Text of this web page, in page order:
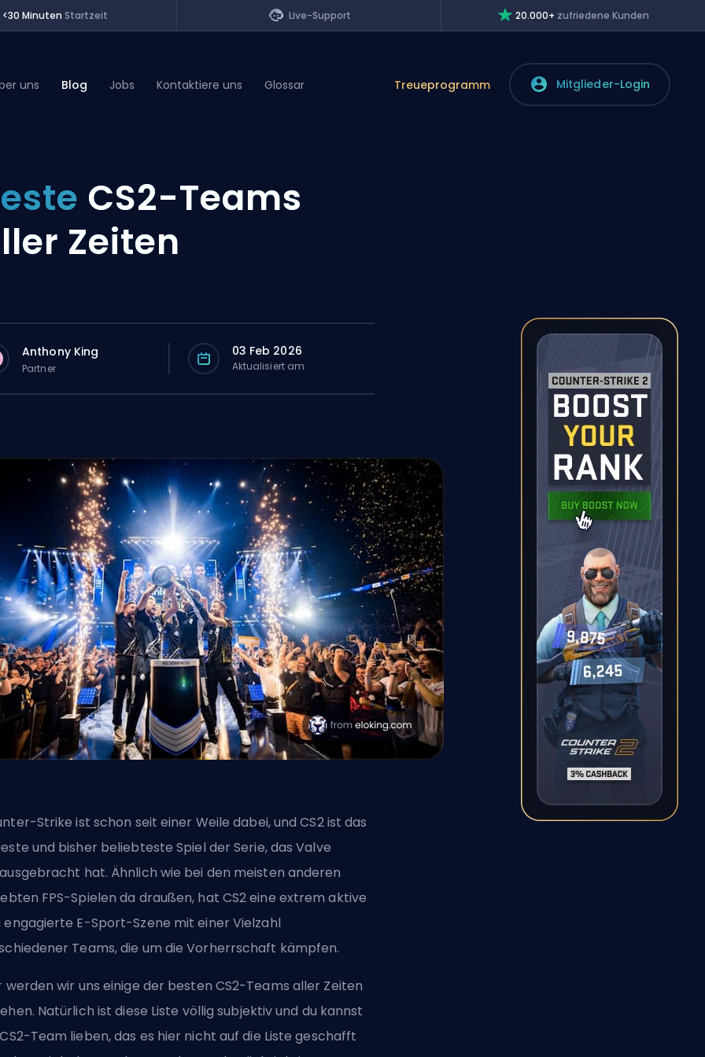
<30 Minuten Startzeit Live-Support 20.000+ zufriedene Kunden
uns Blog Jobs Kontaktiere uns Glossar Treueprogramm Mitglieder-Login
CS2-Teams
Zeiten
Anthony King
Partner
03 Feb 2026
Aktualisiert am
Strike ist schon seit einer Weile dabei, und CS2 ist das
und bisher beliebteste Spiel der Serie, das Valve
hat. Ähnlich wie bei den meisten anderen
FPS-Spielen da draußen, hat CS2 eine extrem aktive
engagierte E-Sport-Szene mit einer Vielzahl
Teams, die um die Vorherrschaft kämpfen.
werden wir uns einige der besten CS2-Teams aller Zeiten
Natürlich ist diese Liste völlig subjektiv und du kannst
Team lieben, das es hier nicht auf die Liste geschafft